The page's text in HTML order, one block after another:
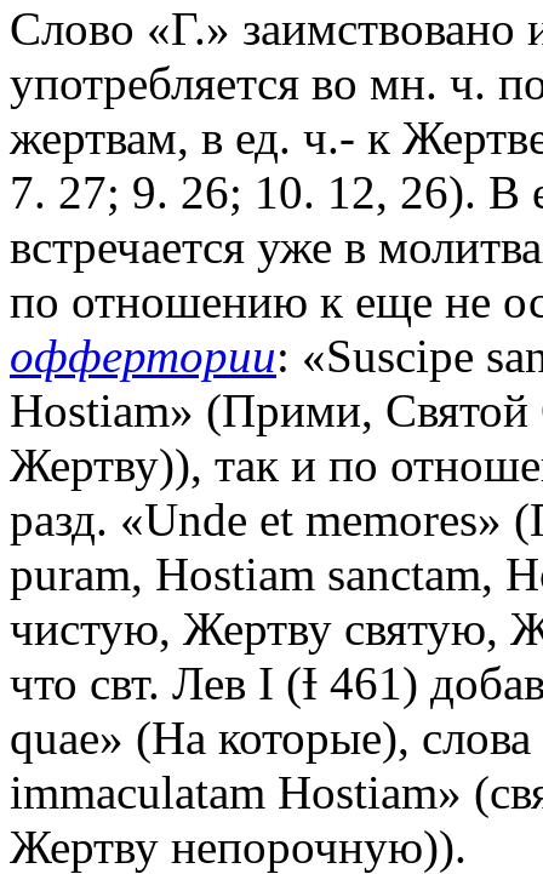
Слово «Г.» заимствовано
употребляется во мн. ч.
жертвам, в ед. ч.- к
7. 27; 9. 26; 10. 12, 26). В
встречается уже в
по отношению к еще не
оффертории: «Suscipe
Hostiam» (Прими,
Жертву)), так и по
разд. «Unde et
puram, Hostiam sanctam,
чистую, Жертву святую,
что свт. Лев I (Ɨ 461)
quae» (На которые),
immaculatam Hostiam»
Жертву непорочную)).